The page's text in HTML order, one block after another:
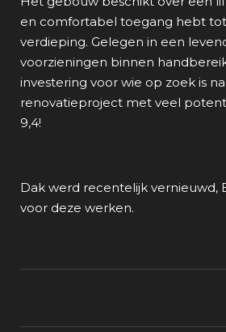
en comfortabel toegang hebt
verdieping. Gelegen in een
voorzieningen binnen
investering voor wie op zoek is
renovatieproject met veel
9,4!
Dak werd recentelijk vernieuwd,
voor deze werken.